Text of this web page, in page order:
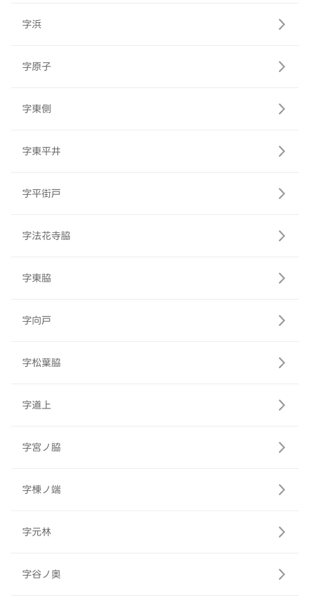
字浜
字原子
字東側
字東平井
字平街戸
字法花寺脇
字東脇
字向戸
字松葉脇
字道上
字宮ノ脇
字棟ノ端
字元林
字谷ノ奥